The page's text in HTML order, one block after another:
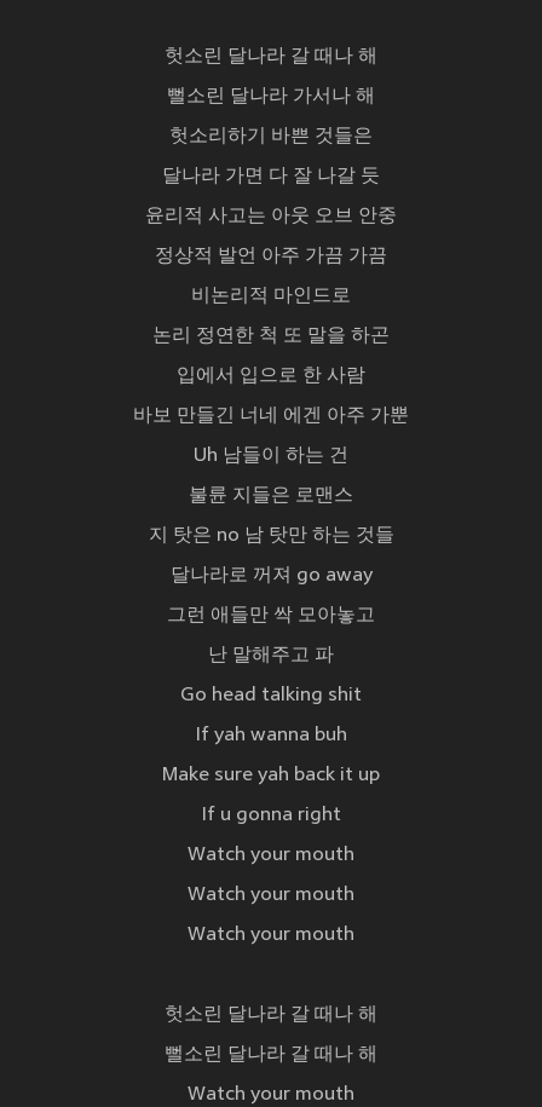
헛소린 달나라 갈 때나 해
뻘소린 달나라 가서나 해
헛소리하기 바쁜 것들은
달나라 가면 다 잘 나갈 듯
윤리적 사고는 아웃 오브 안중
정상적 발언 아주 가끔 가끔
비논리적 마인드로
논리 정연한 척 또 말을 하곤
입에서 입으로 한 사람
바보 만들긴 너네 에겐 아주 가뿐
Uh 남들이 하는 건
불륜 지들은 로맨스
지 탓은 no 남 탓만 하는 것들
달나라로 꺼져 go away
그런 애들만 싹 모아놓고
난 말해주고 파
Go head talking shit
If yah wanna buh
Make sure yah back it up
If u gonna right
Watch your mouth
Watch your mouth
Watch your mouth
헛소린 달나라 갈 때나 해
뻘소린 달나라 갈 때나 해
Watch your mouth